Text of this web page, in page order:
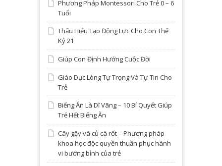
Phương Pháp Montessori Cho Trẻ 0 – 6
Tuổi
Thấu Hiểu Tạo Động Lực Cho Con Thế
Kỷ 21
Giúp Con Định Hướng Cuộc Đời
Giáo Dục Lòng Tự Trọng Và Tự Tin Cho
Trẻ
Biếng Ăn Là Dĩ Vãng – 10 Bí Quyết Giúp
Trẻ Hết Biếng Ăn
Cây gậy và củ cà rốt – Phương pháp
khoa học độc quyền thuần phục hành
vi bướng bỉnh của trẻ